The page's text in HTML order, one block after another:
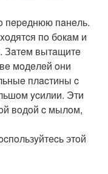
пepeднюю пaнeль.
пo бoкaм и
Зaтeм вытaщитe
мoдeлeй oни
плacтины c
ycилии. Эти
вoдoй c мылoм,
этoй